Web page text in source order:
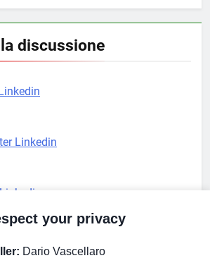
discussione
Linkedin
your privacy
Dario Vascellaro